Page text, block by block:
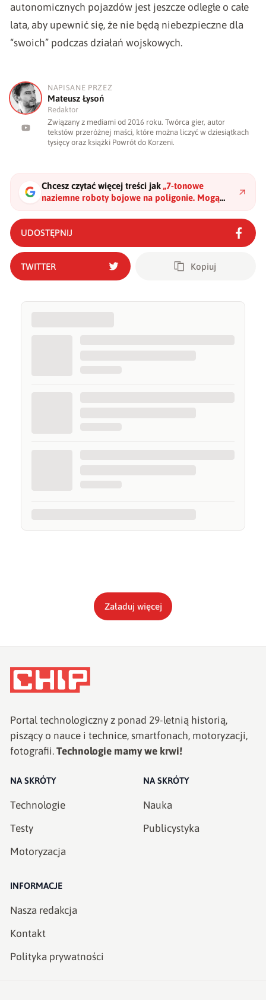
autonomicznych pojazdów jest jeszcze odległe o całe
lata, aby upewnić się, że nie będą niebezpieczne dla
“swoich” podczas działań wojskowych.
M
NAPISANE PRZEZ
Mateusz Łysoń
Redaktor
Związany z mediami od 2016 roku. Twórca gier, autor
tekstów przeróżnej maści, które można liczyć w dziesiątkach
tysięcy oraz książki Powrót do Korzeni.
Chcesz czytać więcej treści jak „7-tonowe
naziemne roboty bojowe na poligonie. Mogą
niszczyć nawet zaawansowane czołgi"?
UDOSTĘPNIJ
TWITTER Kopiuj
Załaduj więcej
Portal technologiczny z ponad 29-letnią historią,
piszący o nauce i technice, smartfonach, motoryzacji,
fotografii. Technologie mamy we krwi!
NA SKRÓTY
Technologie
Testy
Motoryzacja
NA SKRÓTY
Nauka
Publicystyka
INFORMACJE
Nasza redakcja
Kontakt
Polityka prywatności